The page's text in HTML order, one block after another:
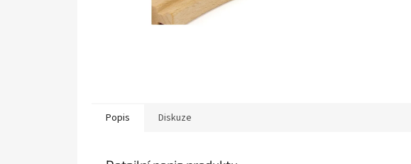
Popis Diskuze